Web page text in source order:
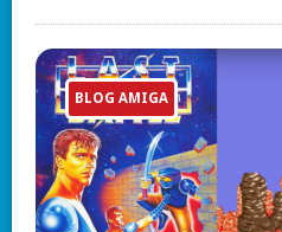
BLOG AMIGA